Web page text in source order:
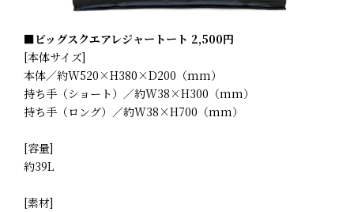
■ビッグスクエアレジャートート 2,500円
[本体サイズ]
本体／約W520×H380×D200（mm）
持ち手（ショート）／約W38×H300（mm）
持ち手（ロング）／約W38×H700（mm）
[容量]
約39L
[素材]